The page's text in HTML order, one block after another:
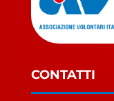
CONTATTI